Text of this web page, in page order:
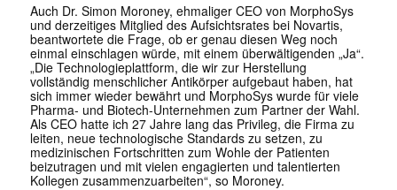
Auch Dr. Simon Moroney, ehmaliger CEO von MorphoSys
und derzeitiges Mitglied des Aufsichtsrates bei Novartis,
beantwortete die Frage, ob er genau diesen Weg noch
einmal einschlagen würde, mit einem überwältigenden „Ja“.
„Die Technologieplattform, die wir zur Herstellung
vollständig menschlicher Antikörper aufgebaut haben, hat
sich immer wieder bewährt und MorphoSys wurde für viele
Pharma- und Biotech-Unternehmen zum Partner der Wahl.
Als CEO hatte ich 27 Jahre lang das Privileg, die Firma zu
leiten, neue technologische Standards zu setzen, zu
medizinischen Fortschritten zum Wohle der Patienten
beizutragen und mit vielen engagierten und talentierten
Kollegen zusammenzuarbeiten“, so Moroney.